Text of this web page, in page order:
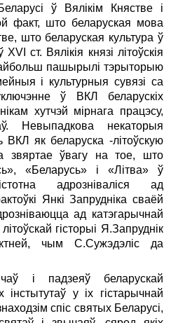
ў Вялiкiм Княстве i
факт, што беларуская мова
што беларуская культура ў
ст. Вялiкiя князi лiтоўскiя
пашырылi тэрыторыю
i культурныя сувязi са
ў ВКЛ беларускiх
хутчэй мiрнага працэсу,
Невыпадкова некаторыя
ВКЛ як беларуска -лiтоўскую
звяртае ўвагу на тое, што
«Беларусь» i «Лiтва» ў
адрозніваліся ад
Янкi Запруднiка сваёй
ад катэгарычнай
гісторыі Я.Запруднiк
чым С.Сужэдэлiс да
i падзеяў беларускай
у іх гiстарычнай
спiс святых Беларусi,